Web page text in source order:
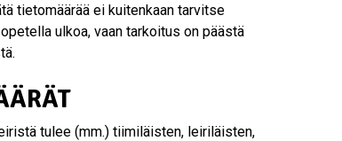
tietomäärää ei kuitenkaan tarvitse
ulkoa, vaan tarkoitus on päästä
tulee (mm.) tiimiläisten, leiriläisten,